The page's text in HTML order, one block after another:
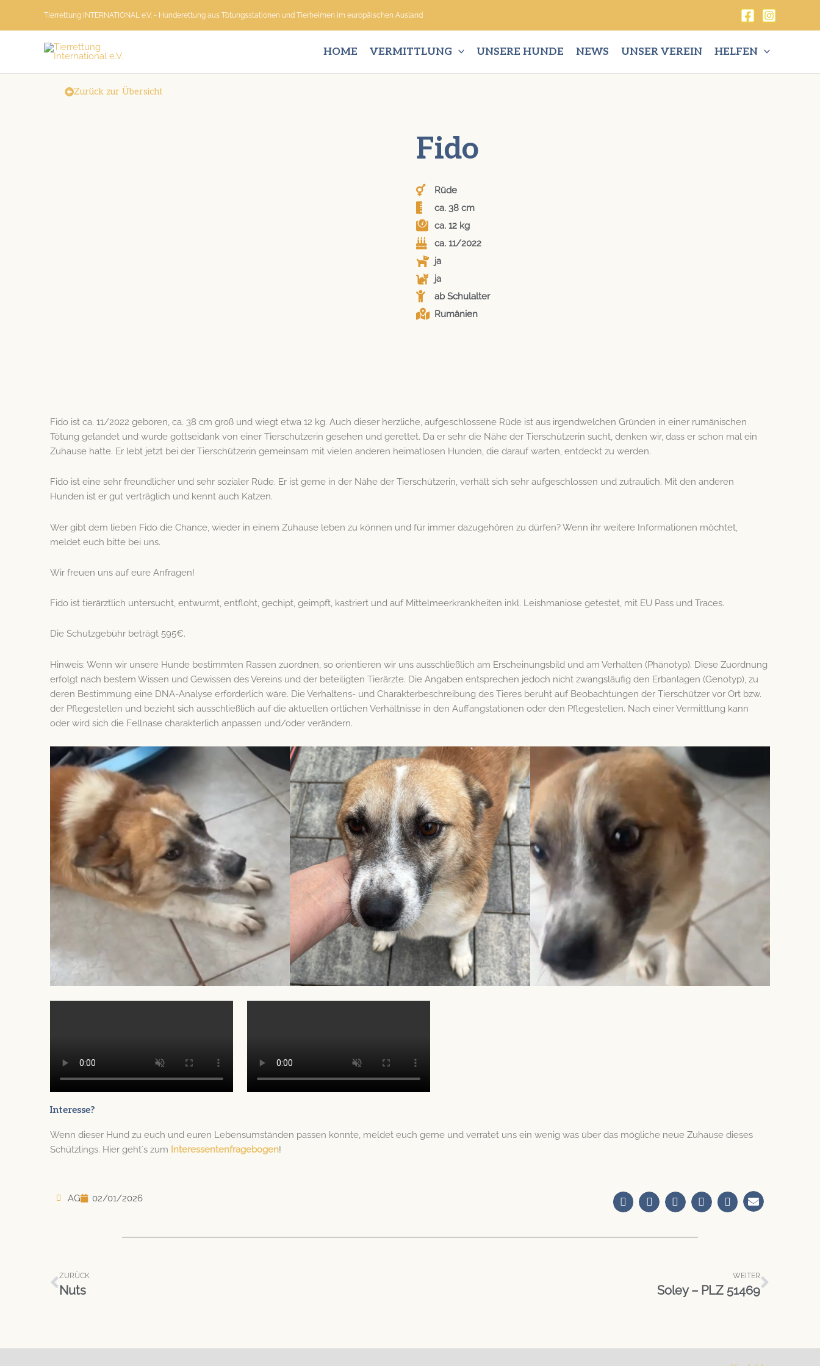
Tierrettung INTERNATIONAL e.V. - Hunderettung aus Tötungsstationen und Tierheimen im europäischen Ausland
HOME VERMITTLUNG UNSERE HUNDE NEWS UNSER VEREIN HELFEN
Zurück zur Übersicht
Fido
Rüde
ca. 38 cm
ca. 12 kg
ca. 11/2022
ja
ja
ab Schulalter
Rumänien
Fido ist ca. 11/2022 geboren, ca. 38 cm groß und wiegt etwa 12 kg. Auch dieser herzliche, aufgeschlossene Rüde ist aus irgendwelchen Gründen in einer rumänischen
Tötung gelandet und wurde gottseidank von einer Tierschützerin gesehen und gerettet. Da er sehr die Nähe der Tierschützerin sucht, denken wir, dass er schon mal ein
Zuhause hatte. Er lebt jetzt bei der Tierschützerin gemeinsam mit vielen anderen heimatlosen Hunden, die darauf warten, entdeckt zu werden.
Fido ist eine sehr freundlicher und sehr sozialer Rüde. Er ist gerne in der Nähe der Tierschützerin, verhält sich sehr aufgeschlossen und zutraulich. Mit den anderen
Hunden ist er gut verträglich und kennt auch Katzen.
Wer gibt dem lieben Fido die Chance, wieder in einem Zuhause leben zu können und für immer dazugehören zu dürfen? Wenn ihr weitere Informationen möchtet,
meldet euch bitte bei uns.
Wir freuen uns auf eure Anfragen!
Fido ist tierärztlich untersucht, entwurmt, entfloht, gechipt, geimpft, kastriert und auf Mittelmeerkrankheiten inkl. Leishmaniose getestet, mit EU Pass und Traces.
Die Schutzgebühr beträgt 595€.
Hinweis: Wenn wir unsere Hunde bestimmten Rassen zuordnen, so orientieren wir uns ausschließlich am Erscheinungsbild und am Verhalten (Phänotyp). Diese Zuordnung
erfolgt nach bestem Wissen und Gewissen des Vereins und der beteiligten Tierärzte. Die Angaben entsprechen jedoch nicht zwangsläufig den Erbanlagen (Genotyp), zu
deren Bestimmung eine DNA-Analyse erforderlich wäre. Die Verhaltens- und Charakterbeschreibung des Tieres beruht auf Beobachtungen der Tierschützer vor Ort bzw.
der Pflegestellen und bezieht sich ausschließlich auf die aktuellen örtlichen Verhältnisse in den Auffangstationen oder den Pflegestellen. Nach einer Vermittlung kann
oder wird sich die Fellnase charakterlich anpassen und/oder verändern.
Interesse?
Wenn dieser Hund zu euch und euren Lebensumständen passen könnte, meldet euch gerne und verratet uns ein wenig was über das mögliche neue Zuhause dieses
Schützlings. Hier geht´s zum Interessentenfragebogen!
AG 02/01/2026
Zurück
ZURÜCK
Nuts
WEITER
Soley – PLZ 51469